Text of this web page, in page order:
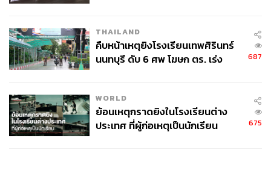
THAILAND
คืบหน้าเหตุยิงโรงเรียนเทพศิรินทร์
นนทบุรี ดับ 6 ศพ โฆษก ตร. เร่ง
687
WORLD
ย้อนเหตุกราดยิงในโรงเรียนต่าง
ประเทศ ที่ผู้ก่อเหตุเป็นนักเรียน
675